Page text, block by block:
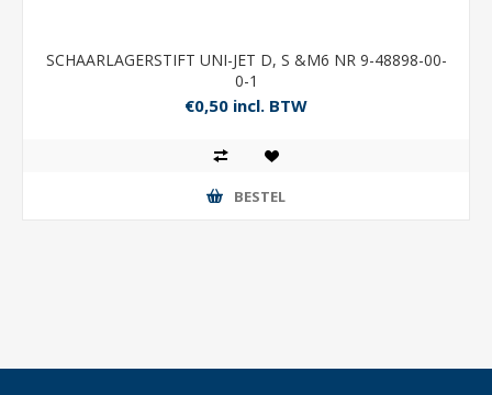
SCHAARLAGERSTIFT UNI-JET D, S &M6 NR 9-48898-00-
0-1
€0,50 incl. BTW
BESTEL